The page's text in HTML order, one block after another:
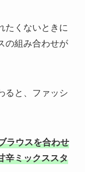
たくないときに
の組み合わせが
ると、ファッシ
ラウスを合わせ
辛ミックススタ